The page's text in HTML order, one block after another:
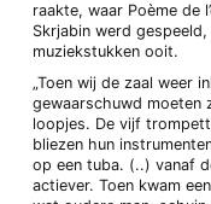
raakte, waar Poème de
Skrjabin werd
muziekstukken ooit.
„Toen wij de zaal weer
gewaarschuwd moeten
loopjes. De vijf
bliezen hun
op een tuba. (..) vanaf
actiever. Toen kwam